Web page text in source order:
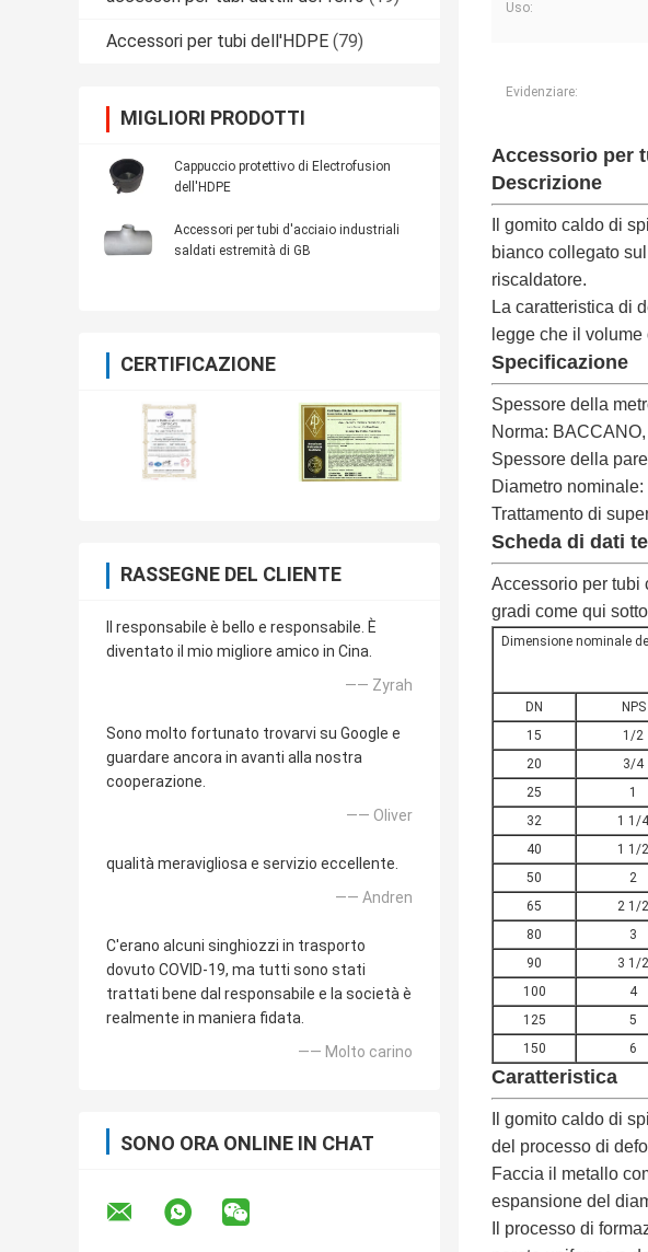
Accessori per tubi dell'HDPE (79)
MIGLIORI PRODOTTI
Cappuccio protettivo di Electrofusion
dell'HDPE
Accessori per tubi d'acciaio industriali
saldati estremità di GB
CERTIFICAZIONE
RASSEGNE DEL CLIENTE
Il responsabile è bello e responsabile. È
diventato il mio migliore amico in Cina.
—— Zyrah
Sono molto fortunato trovarvi su Google e
guardare ancora in avanti alla nostra
cooperazione.
—— Oliver
qualità meravigliosa e servizio eccellente.
—— Andren
C'erano alcuni singhiozzi in trasporto
dovuto COVID-19, ma tutti sono stati
trattati bene dal responsabile e la società è
realmente in maniera fidata.
—— Molto carino
SONO ORA ONLINE IN CHAT
Uso:
Evidenziare:
Accessorio per
Descrizione
Il gomito caldo di
bianco collegato
riscaldatore.
La caratteristica di
legge che il
Specificazione
Spessore della
Norma:
Spessore della
Diametro
Trattamento di
Scheda di dati
Accessorio per tubi
gradi come qui
Dimensione nominale
DN
NPS
15
1/2
20
3/4
25
1
32
1 1/4
40
1 1/2
50
2
65
2 1/2
80
3
90
3 1/2
100
4
125
5
150
6
Caratteristica
Il gomito caldo di
del processo di
Faccia il metallo
espansione del
Il processo di